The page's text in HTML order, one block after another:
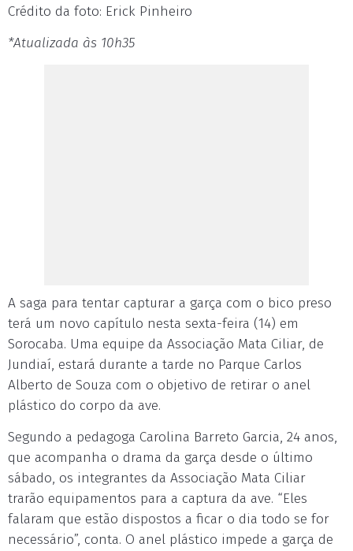
Crédito da foto: Erick Pinheiro
*Atualizada às 10h35
A saga para tentar capturar a garça com o bico preso
terá um novo capítulo nesta sexta-feira (14) em
Sorocaba. Uma equipe da Associação Mata Ciliar, de
Jundiaí, estará durante a tarde no Parque Carlos
Alberto de Souza com o objetivo de retirar o anel
plástico do corpo da ave.
Segundo a pedagoga Carolina Barreto Garcia, 24 anos,
que acompanha o drama da garça desde o último
sábado, os integrantes da Associação Mata Ciliar
trarão equipamentos para a captura da ave. “Eles
falaram que estão dispostos a ficar o dia todo se for
necessário”, conta. O anel plástico impede a garça de